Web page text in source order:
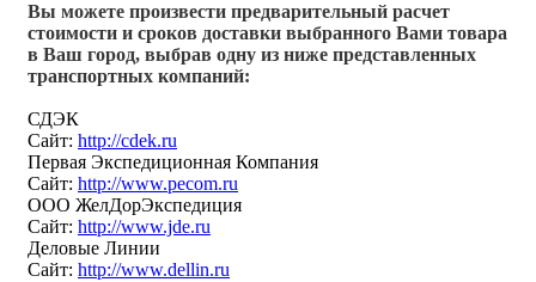
Вы можете произвести предварительный расчет
стоимости и сроков доставки выбранного Вами товара
в Ваш город, выбрав одну из ниже представленных
транспортных компаний:
СДЭК
Сайт: http://cdek.ru
Первая Экспедиционная Компания
Сайт: http://www.pecom.ru
ООО ЖелДорЭкспедиция
Сайт: http://www.jde.ru
Деловые Линии
Сайт: http://www.dellin.ru